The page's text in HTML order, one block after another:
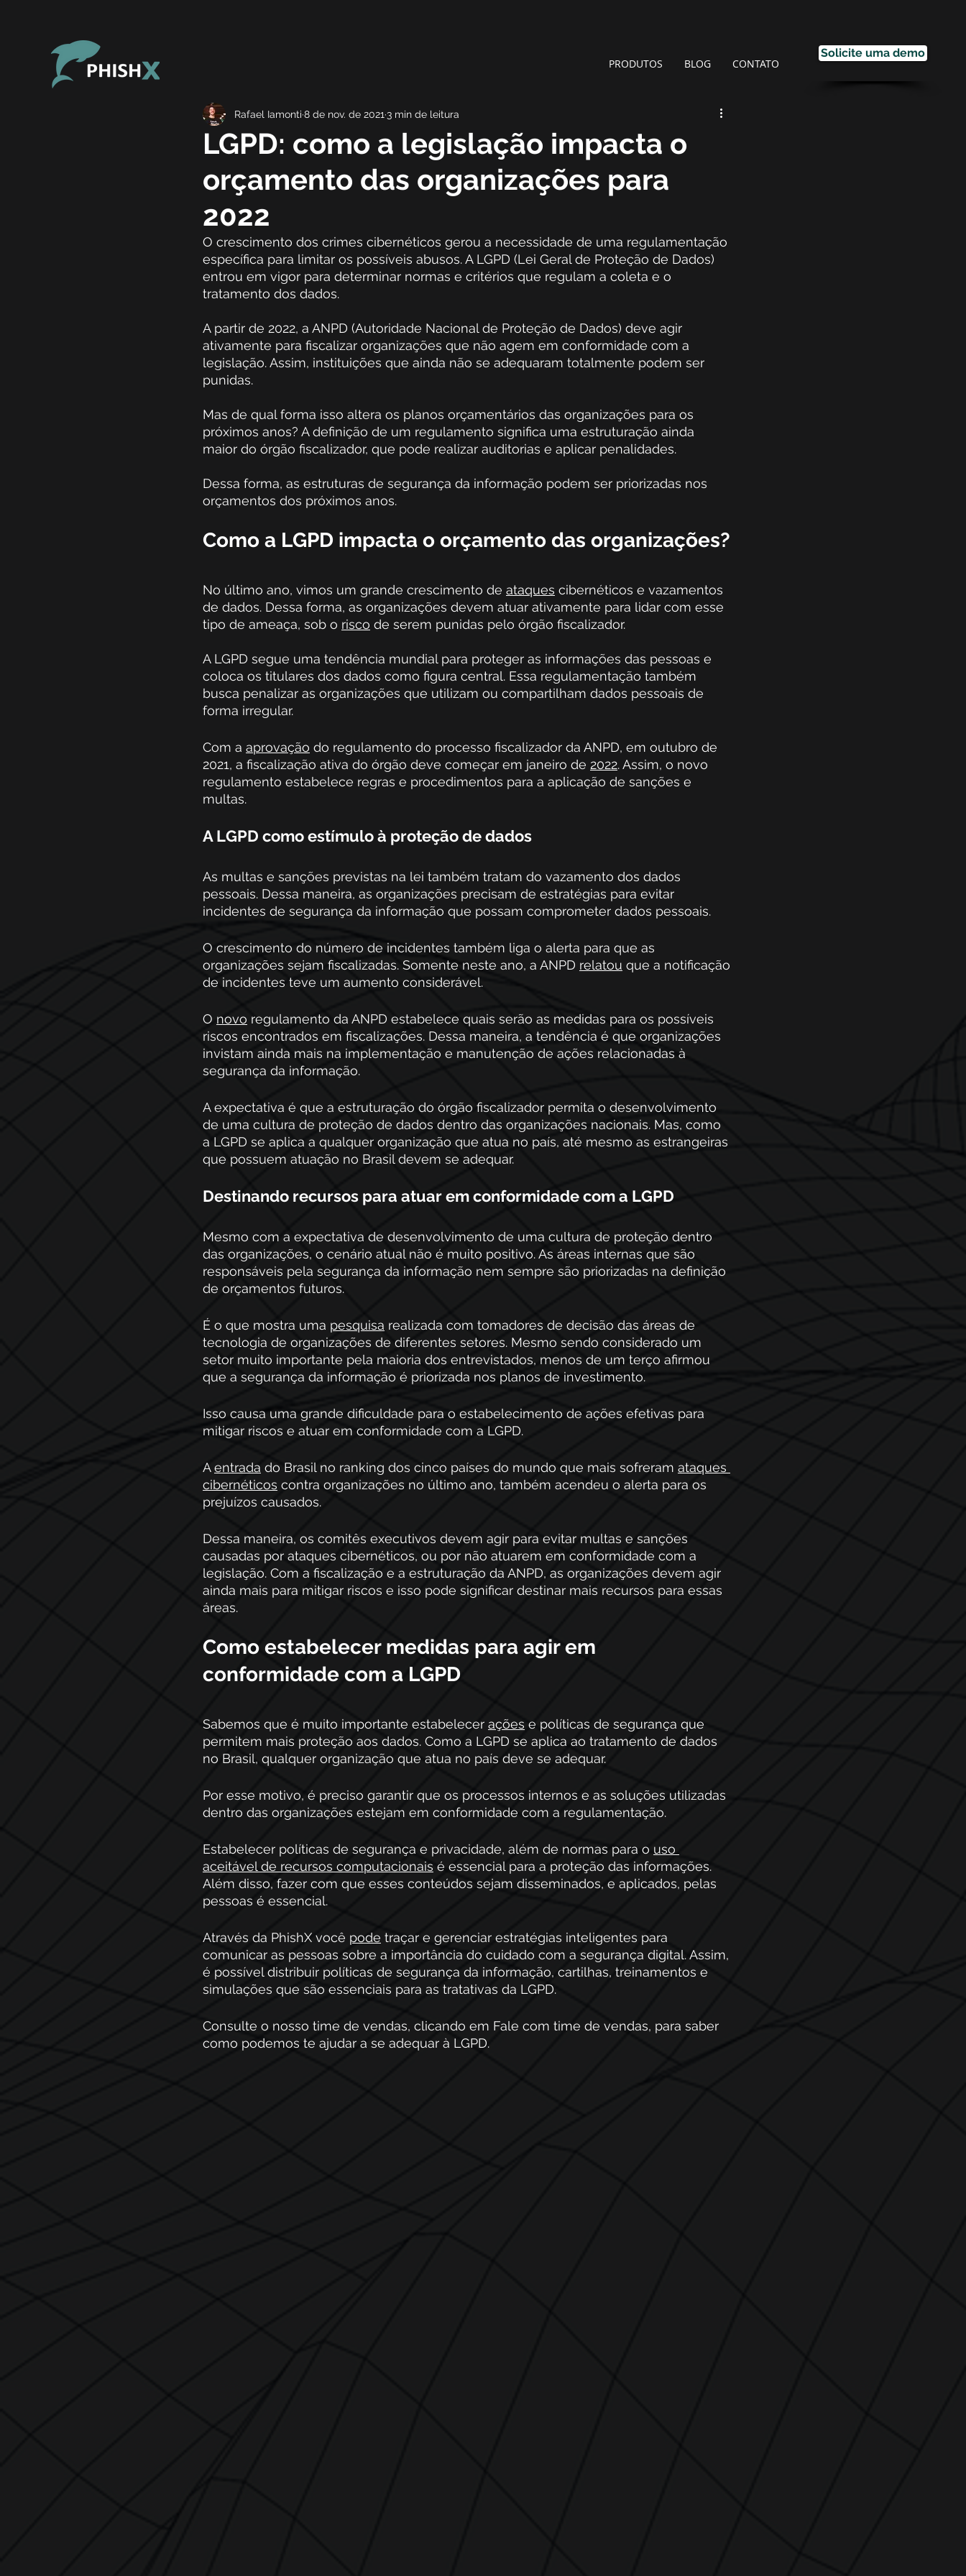
PRODUTOS BLOG CONTATO
Solicite uma demo
LGPD: como a legislação impacta o
orçamento das organizações para
2022
Rafael Iamonti 8 de nov. de 2021 3 min de leitura
O crescimento dos crimes cibernéticos gerou a necessidade de uma regulamentação
específica para limitar os possíveis abusos. A LGPD (Lei Geral de Proteção de Dados)
entrou em vigor para determinar normas e critérios que regulam a coleta e o
tratamento dos dados.
A partir de 2022, a ANPD (Autoridade Nacional de Proteção de Dados) deve agir
ativamente para fiscalizar organizações que não agem em conformidade com a
legislação. Assim, instituições que ainda não se adequaram totalmente podem ser
punidas.
Mas de qual forma isso altera os planos orçamentários das organizações para os
próximos anos? A definição de um regulamento significa uma estruturação ainda
maior do órgão fiscalizador, que pode realizar auditorias e aplicar penalidades.
Dessa forma, as estruturas de segurança da informação podem ser priorizadas nos
orçamentos dos próximos anos.
Como a LGPD impacta o orçamento das organizações?
No último ano, vimos um grande crescimento de ataques cibernéticos e vazamentos
de dados. Dessa forma, as organizações devem atuar ativamente para lidar com esse
tipo de ameaça, sob o risco de serem punidas pelo órgão fiscalizador.
A LGPD segue uma tendência mundial para proteger as informações das pessoas e
coloca os titulares dos dados como figura central. Essa regulamentação também
busca penalizar as organizações que utilizam ou compartilham dados pessoais de
forma irregular.
Com a aprovação do regulamento do processo fiscalizador da ANPD, em outubro de
2021, a fiscalização ativa do órgão deve começar em janeiro de 2022. Assim, o novo
regulamento estabelece regras e procedimentos para a aplicação de sanções e
multas.
A LGPD como estímulo à proteção de dados
As multas e sanções previstas na lei também tratam do vazamento dos dados
pessoais. Dessa maneira, as organizações precisam de estratégias para evitar
incidentes de segurança da informação que possam comprometer dados pessoais.
O crescimento do número de incidentes também liga o alerta para que as
organizações sejam fiscalizadas. Somente neste ano, a ANPD relatou que a notificação
de incidentes teve um aumento considerável.
O novo regulamento da ANPD estabelece quais serão as medidas para os possíveis
riscos encontrados em fiscalizações. Dessa maneira, a tendência é que organizações
invistam ainda mais na implementação e manutenção de ações relacionadas à
segurança da informação.
A expectativa é que a estruturação do órgão fiscalizador permita o desenvolvimento
de uma cultura de proteção de dados dentro das organizações nacionais. Mas, como
a LGPD se aplica a qualquer organização que atua no país, até mesmo as estrangeiras
que possuem atuação no Brasil devem se adequar.
Destinando recursos para atuar em conformidade com a LGPD
Mesmo com a expectativa de desenvolvimento de uma cultura de proteção dentro
das organizações, o cenário atual não é muito positivo. As áreas internas que são
responsáveis pela segurança da informação nem sempre são priorizadas na definição
de orçamentos futuros.
É o que mostra uma pesquisa realizada com tomadores de decisão das áreas de
tecnologia de organizações de diferentes setores. Mesmo sendo considerado um
setor muito importante pela maioria dos entrevistados, menos de um terço afirmou
que a segurança da informação é priorizada nos planos de investimento.
Isso causa uma grande dificuldade para o estabelecimento de ações efetivas para
mitigar riscos e atuar em conformidade com a LGPD.
A entrada do Brasil no ranking dos cinco países do mundo que mais sofreram ataques
cibernéticos contra organizações no último ano, também acendeu o alerta para os
prejuízos causados.
Dessa maneira, os comitês executivos devem agir para evitar multas e sanções
causadas por ataques cibernéticos, ou por não atuarem em conformidade com a
legislação. Com a fiscalização e a estruturação da ANPD, as organizações devem agir
ainda mais para mitigar riscos e isso pode significar destinar mais recursos para essas
áreas.
Como estabelecer medidas para agir em
conformidade com a LGPD
Sabemos que é muito importante estabelecer ações e políticas de segurança que
permitem mais proteção aos dados. Como a LGPD se aplica ao tratamento de dados
no Brasil, qualquer organização que atua no país deve se adequar.
Por esse motivo, é preciso garantir que os processos internos e as soluções utilizadas
dentro das organizações estejam em conformidade com a regulamentação.
Estabelecer políticas de segurança e privacidade, além de normas para o uso
aceitável de recursos computacionais é essencial para a proteção das informações.
Além disso, fazer com que esses conteúdos sejam disseminados, e aplicados, pelas
pessoas é essencial.
Através da PhishX você pode traçar e gerenciar estratégias inteligentes para
comunicar as pessoas sobre a importância do cuidado com a segurança digital. Assim,
é possível distribuir políticas de segurança da informação, cartilhas, treinamentos e
simulações que são essenciais para as tratativas da LGPD.
Consulte o nosso time de vendas, clicando em Fale com time de vendas, para saber
como podemos te ajudar a se adequar à LGPD.